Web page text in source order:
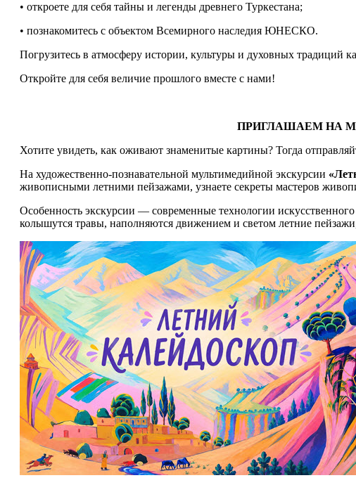
• откроете для себя тайны и легенды древнего Туркестана;
• познакомитесь с объектом Всемирного наследия ЮНЕСКО.
Погрузитесь в атмосферу истории, культуры и духовных традиций
Откройте для себя величие прошлого вместе с нами!
ПРИГЛАШАЕМ НА
Хотите увидеть, как оживают знаменитые картины? Тогда
На художественно-познавательной мультимедийной экскурсии
живописными летними пейзажами, узнаете секреты мастеров
Особенность экскурсии — современные технологии
колышутся травы, наполняются движением и светом летние